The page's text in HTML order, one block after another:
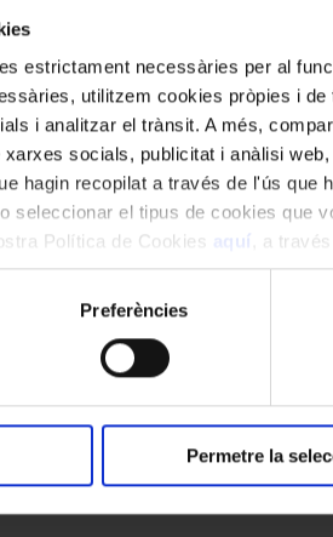
estrictament necessàries per al
utilitzem cookies pròpies i
i analitzar el trànsit. A més,
socials, publicitat i anàlisi
hagin recopilat a través de l'ús
seleccionar el tipus de cookies que
Política de Cookies aquí
, a
Preferències
Permetre la
edició formada per